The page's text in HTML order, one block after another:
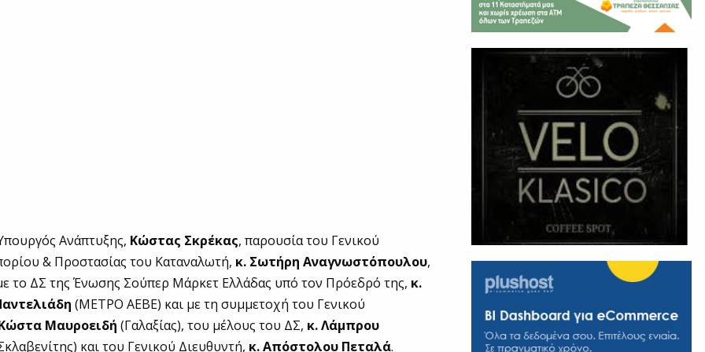
Ανάπτυξης, Κώστας Σκρέκας, παρουσία του Γενικού
& Προστασίας του Καταναλωτή, κ. Σωτήρη Αναγνωστόπουλου,
το ΔΣ της Ένωσης Σούπερ Μάρκετ Ελλάδας υπό τον Πρόεδρό της, κ.
(ΜΕΤΡΟ ΑΕΒΕ) και με τη συμμετοχή του Γενικού
Μαυροειδή (Γαλαξίας), του μέλους του ΔΣ, κ. Λάμπρου
και του Γενικού Διευθυντή, κ. Απόστολου Πεταλά.